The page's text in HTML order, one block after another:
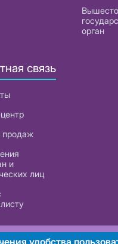
орган
связь
и
лиц
РУП «Белтелеком». УНП
удобства